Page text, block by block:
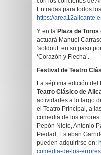
Entradas para todos
https://
Y en la Plaza de Toros
actuará Manuel
‘soldout’ en su paso
‘Corazón y Flecha’.
Festival de Teatro
La séptima edición del
Teatro Clásico de
actividades a lo largo
el Teatro Principal, a
comedia de los
Pepón Nieto, Antonio
Piedad, Esteban
pueden adquirirse en:
comedia-de-los-